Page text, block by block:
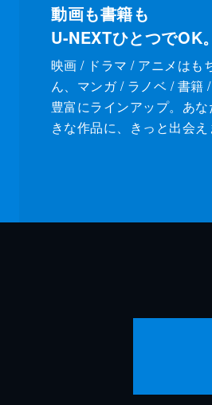
動画も書籍も
U-NEXTひとつでOK。
映画 / ドラマ / アニメはも
ん、マンガ / ラノベ / 書籍
豊富にラインアップ。あ
きな作品に、きっと出会え